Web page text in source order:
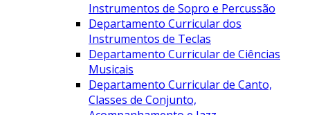
Instrumentos de Sopro e Percussão
Departamento Curricular dos
Instrumentos de Teclas
Departamento Curricular de Ciências
Musicais
Departamento Curricular de Canto,
Classes de Conjunto,